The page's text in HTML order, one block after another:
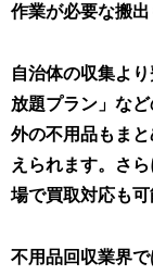
作業が必要な搬出
自治体の収集よ
放題プラン」な
外の不用品もま
えられます。さ
場で買取対応も可
不用品回収業界